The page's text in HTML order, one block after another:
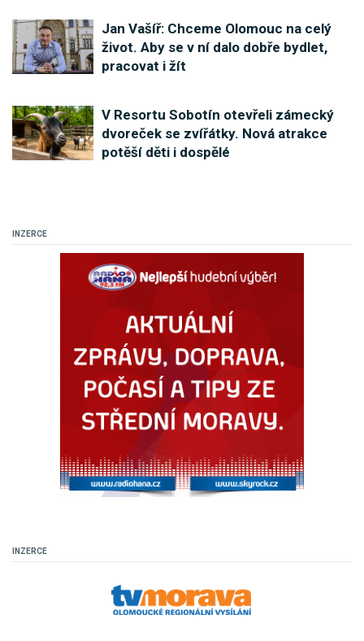
Jan Vašíř: Chceme Olomouc na celý
život. Aby se v ní dalo dobře bydlet,
pracovat i žít
V Resortu Sobotín otevřeli zámecký
dvoreček se zvířátky. Nová atrakce
potěší děti i dospělé
INZERCE
INZERCE